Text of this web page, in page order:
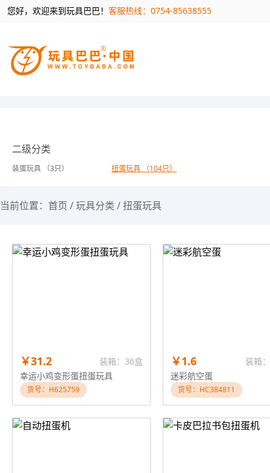
您好，欢迎来到玩具巴巴！ 客服热线：0754-85638555
二级分类
装蛋玩具 （3只） 扭蛋玩具 （104只）
当前位置： 首页 /玩具分类 /扭蛋玩具
￥31.2
装箱：36盒
幸运小鸡变形蛋扭蛋玩具
货号：H625759
￥1.6
装箱
迷彩航空蛋
货号：HC384811